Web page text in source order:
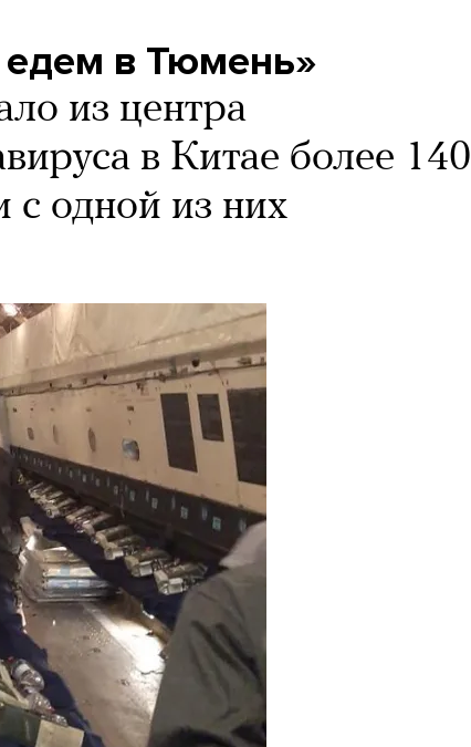
в Тюмень»
из центра
в Китае более 140
одной из них